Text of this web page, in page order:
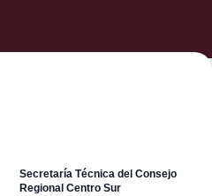
Secretaría Técnica del Consejo
Regional Centro Sur